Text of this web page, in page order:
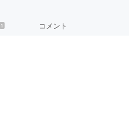
1 コメント